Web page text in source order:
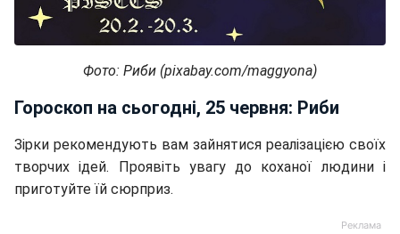
Фото: Риби (pixabay.com/maggyona)
Гороскоп на сьогодні, 25 червня: Риби
Зірки рекомендують вам зайнятися реалізацією своїх
творчих ідей. Проявіть увагу до коханої людини і
приготуйте їй сюрприз.